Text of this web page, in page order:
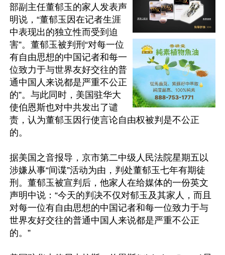
部副主任董郁玉的家人发表声
明说，“董郁玉因在记者生涯
中表现出的独立性而受到迫
害”。董郁玉被判刑“对每一位
有自由思想的中国记者和每一
位致力于与世界友好交往的普
通中国人来说都是严重不公正
的”。与此同时，美国驻华大
使伯恩斯也对中共发出了谴
责，认为董郁玉因行使言论自由权被判是不公正
的。
据美国之音报导，京市第二中级人民法院星期五以
涉嫌从事“间谍”活动为由，判处董郁玉七年有期徒
刑。董郁玉被宣判后，他家人在给媒体的一份英文
声明中说：“今天的判决不仅对郁玉及其家人，而且
对每一位有自由思想的中国记者和每一位致力于与
世界友好交往的普通中国人来说都是严重不公正
的。”